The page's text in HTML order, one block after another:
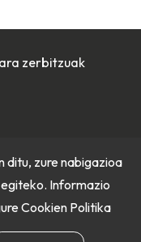
zerbitzuak
ditu, zure nabigazioa
Informazio
Cookien Politika